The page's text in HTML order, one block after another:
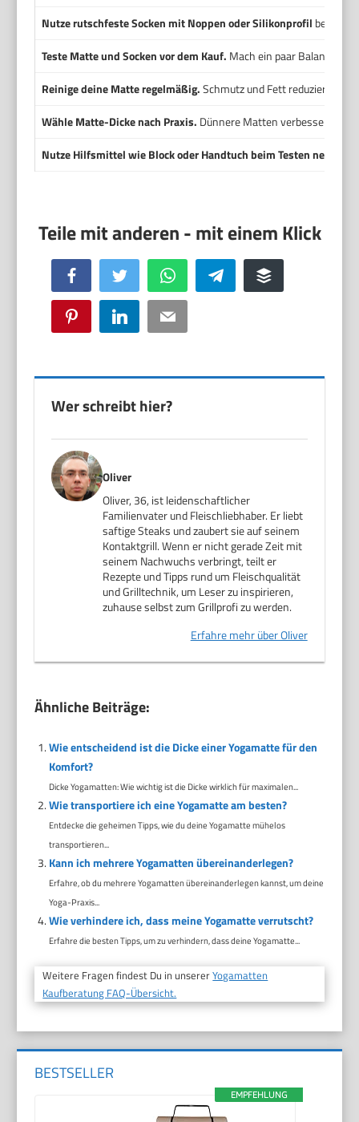
Nutze rutschfeste Socken mit Noppen oder Silikonprofil bei
Teste Matte und Socken vor dem Kauf. Mach ein paar Balancen,
Reinige deine Matte regelmäßig.Schmutz und Fett reduzieren
Wähle Matte-Dicke nach Praxis. Dünnere Matten verbessern
Nutze Hilfsmittel wie Block oder Handtuch beim Testen neuer
Facebook Twitter WhatsApp Telegram Buffer
Pinterest LinkedIn Email
Wer schreibt hier?
Oliver
Oliver, 36, ist leidenschaftlicher
Familienvater und Fleischliebhaber. Er liebt
saftige Steaks und zaubert sie auf seinem
Kontaktgrill. Wenn er nicht gerade Zeit mit
seinem Nachwuchs verbringt, teilt er
Rezepte und Tipps rund um Fleischqualität
und Grilltechnik, um Leser zu inspirieren,
zuhause selbst zum Grillprofi zu werden.
Erfahre mehr über Oliver
Ähnliche Beiträge:
Wie entscheidend ist die Dicke einer Yogamatte für den
Komfort?
Dicke Yogamatten: Wie wichtig ist die Dicke wirklich für maximalen...
Wie transportiere ich eine Yogamatte am besten?
Entdecke die geheimen Tipps, wie du deine Yogamatte mühelos
transportieren...
Kann ich mehrere Yogamatten übereinanderlegen?
Erfahre, ob du mehrere Yogamatten übereinanderlegen kannst, um deine
Yoga-Praxis...
Wie verhindere ich, dass meine Yogamatte verrutscht?
Erfahre die besten Tipps, um zu verhindern, dass deine Yogamatte...
Weitere Fragen findest Du in unsererYogamatten
Kaufberatung FAQ-Übersicht.
BESTSELLER
EMPFEHLUNG